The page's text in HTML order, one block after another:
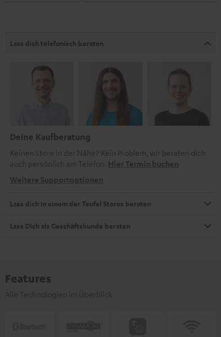
Lass dich telefonisch beraten
Deine Kaufberatung
Keinen Store in der Nähe? Kein Problem, wir beraten dich
auch persönlich am Telefon. Hier Termin buchen
Weitere Supportoptionen
Lass dich in einem der Teufel Stores beraten
Lass Dich als Geschäftskunde beraten
Features
Alle Technologien im Überblick